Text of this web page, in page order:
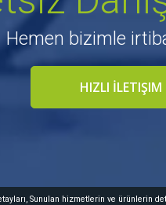
Hemen bizimle
HIZLI İLETIŞIM
Sunulan hizmetlerin ve ürünlerin